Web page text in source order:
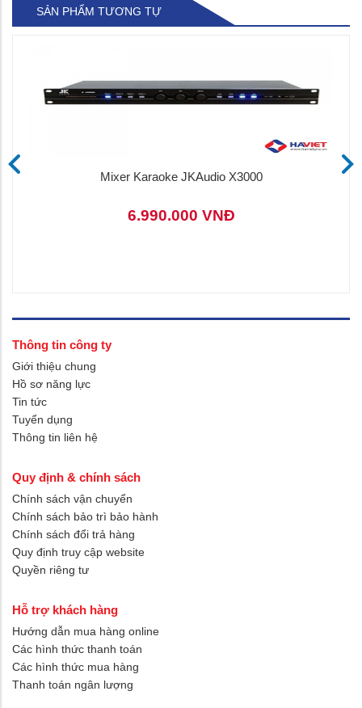
SẢN PHẨM TƯƠNG TỰ
Mixer Karaoke JKAudio X3000
6.990.000 VNĐ
Thông tin công ty
Giới thiệu chung
Hồ sơ năng lực
Tin tức
Tuyển dụng
Thông tin liên hệ
Quy định & chính sách
Chính sách vận chuyển
Chính sách bảo trì bảo hành
Chính sách đổi trả hàng
Quy định truy cập website
Quyền riêng tư
Hỗ trợ khách hàng
Hướng dẫn mua hàng online
Các hình thức thanh toán
Các hình thức mua hàng
Thanh toán ngân lượng